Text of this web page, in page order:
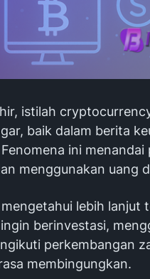
istilah
baik dalam berita
ini menandai
menggunakan uang
lebih lanjut
berinvestasi,
perkembangan
membingungkan.